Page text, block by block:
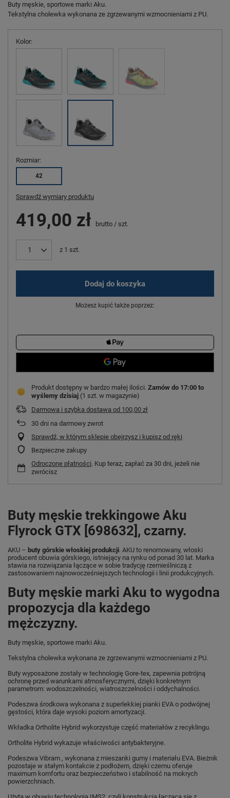
Buty męskie, sportowe marki Aku.
Tekstylna cholewka wykonana ze zgrzewanymi wzmocnieniami z PU.
Kolor
Rozmiar
42
Sprawdź wymiary produktu
419,00 zł brutto / szt.
z 1 szt.
Dodaj do koszyka
Możesz kupić także poprzez:
Produkt dostępny w bardzo małej ilości Zamów do 17:00 to
wyślemy dzisiaj (1 szt. w magazynie)
Darmowa i szybka dostawa od 100,00 zł
30 dni na darmowy zwrot
Sprawdź, w którym sklepie obejrzysz i kupisz od ręki
Bezpieczne zakupy
Odroczone płatności. Kup teraz, zapłać za 30 dni, jeżeli nie
zwrócisz
Buty męskie trekkingowe Aku
Flyrock GTX [698632], czarny.
AKU – buty górskie włoskiej produkcji. AKU to renomowany, włoski
producent obuwia górskiego, istniejący na rynku od ponad 30 lat. Marka
stawia na rozwiązania łączące w sobie tradycję rzemieślniczą z
zastosowaniem najnowocześniejszych technologii i linii produkcyjnych.
Buty męskie marki Aku to wygodna
propozycja dla każdego
mężczyzny.
Buty męskie, sportowe marki Aku.
Tekstylna cholewka wykonana ze zgrzewanymi wzmocnieniami z PU.
Buty wyposażone zostały w technologię Gore-tex, zapewnia potrójną
ochronę przed warunkami atmosferycznymi, dzięki konkretnym
parametrom: wodoszczelności, wiatroszczelności i oddychalności.
Podeszwa środkowa wykonana z superlekkiej pianki EVA o podwójnej
gęstości, która daje wysoki poziom amortyzacji.
Wkładka Ortholite Hybrid wykorzystuje część materiałów z recyklingu.
Ortholite Hybrid wykazuje właściwości antybakteryjne.
Podeszwa Vibram , wykonana z mieszanki gumy i materiału EVA. Bieżnik
pozostaje w stałym kontakcie z podłożem, dzięki czemu oferuje
maximum komfortu oraz bezpieczeństwo i stabilność na mokrych
powierzchniach.